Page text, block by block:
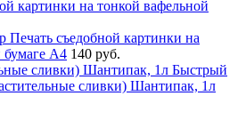
Печать съедобной картинки на
бумаге А4 140 руб.
Быстрый
сливки) Шантипак, 1л